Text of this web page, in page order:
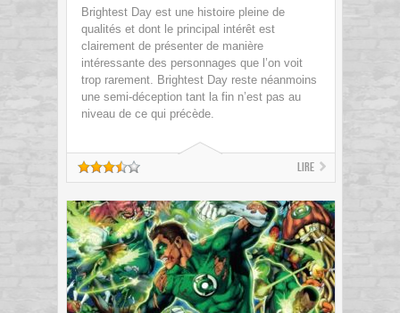
Brightest Day est une histoire pleine de
qualités et dont le principal intérêt est
clairement de présenter de manière
intéressante des personnages que l’on voit
trop rarement. Brightest Day reste néanmoins
une semi-déception tant la fin n’est pas au
niveau de ce qui précède.
Lire